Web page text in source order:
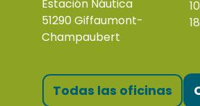
Estación Náutica
51290 Giffaumont-
Champaubert
Todas las oficinas